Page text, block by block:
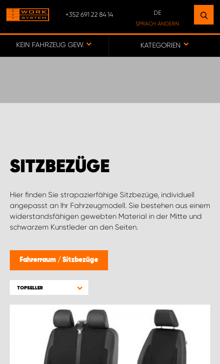
+352 691 22 84 14 DE
SPRACH ÄNDERN
KEIN FAHRZEUG GEWÄHLT KATEGORIEN
SITZBEZÜGE
Hier finden Sie strapazierfähige Sitzbezüge, individuell
angepasst an Ihr Fahrzeugmodell. Sie bestehen aus einem
widerstandsfähigen gewebten Material in der Mitte und
schwarzem Kunstleder an den Seiten.
Fahrerraum / Sitzbezüge
TOPSELLER
FINDEN SIE EINEN STANDORT
IN IHRER NÄHE